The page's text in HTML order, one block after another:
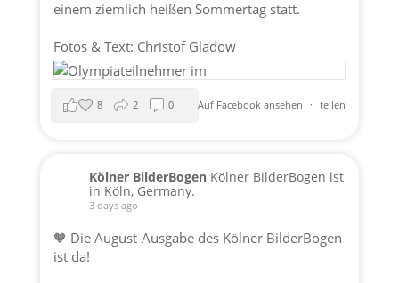
einem ziemlich heißen Sommertag statt.
Fotos & Text: Christof Gladow
Auf Facebook ansehen · teilen
8 2 0
Kölner BilderBogen Kölner BilderBogen ist
in Köln, Germany.
3 days ago
🧡 Die August-Ausgabe des Kölner BilderBogen
ist da!